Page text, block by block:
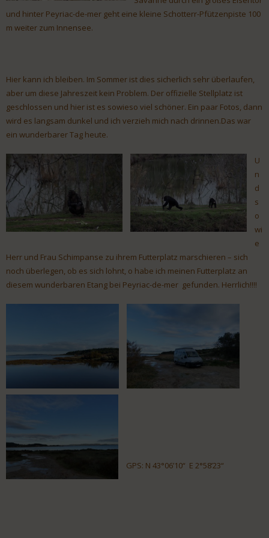
und hinter Peyriac-de-mer geht eine kleine Schotterr-Pfützenpiste 100
m weiter zum Innensee.
Hier kann ich bleiben. Im Sommer ist dies sicherlich sehr überlaufen,
aber um diese Jahreszeit kein Problem. Der offizielle Stellplatz ist
geschlossen und hier ist es sowieso viel schöner. Ein paar Fotos, dann
wird es langsam dunkel und ich verzieh mich nach drinnen.Das war
ein wunderbarer Tag heute.
U
n
d
s
o
wi
e
Herr und Frau Schimpanse zu ihrem Futterplatz marschieren – sich
noch überlegen, ob es sich lohnt, o habe ich meinen Futterplatz an
diesem wunderbaren Etang bei Peyriac-de-mer gefunden. Herrlich!!!!
GPS: N 43°06’10“ E 2°58’23“